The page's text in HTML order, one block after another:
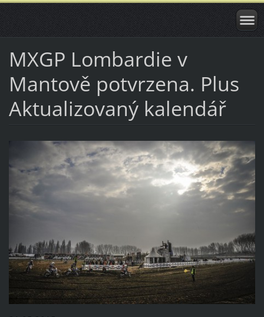
MXGP Lombardie v
Mantově potvrzena. Plus
Aktualizovaný kalendář